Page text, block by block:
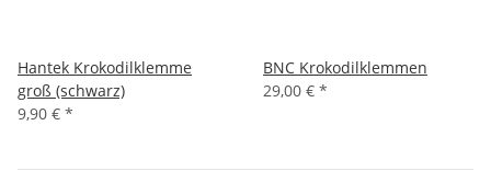
Hantek Krokodilklemme
groß (schwarz)
9,90 € *
BNC Krokodilklemmen
29,00 € *